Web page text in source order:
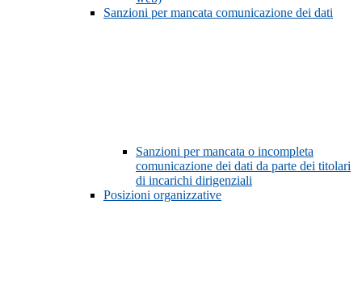
Sanzioni per mancata comunicazione dei dati
Sanzioni per mancata o incompleta
comunicazione dei dati da parte dei titolari
di incarichi dirigenziali
Posizioni organizzative